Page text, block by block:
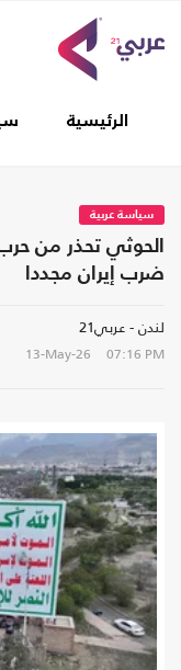
الرئيسية
سياسة عربية
الحوثي تحذر من
ضرب إيران مجددا
لندن - عربي21
13-May-26 07:16 PM